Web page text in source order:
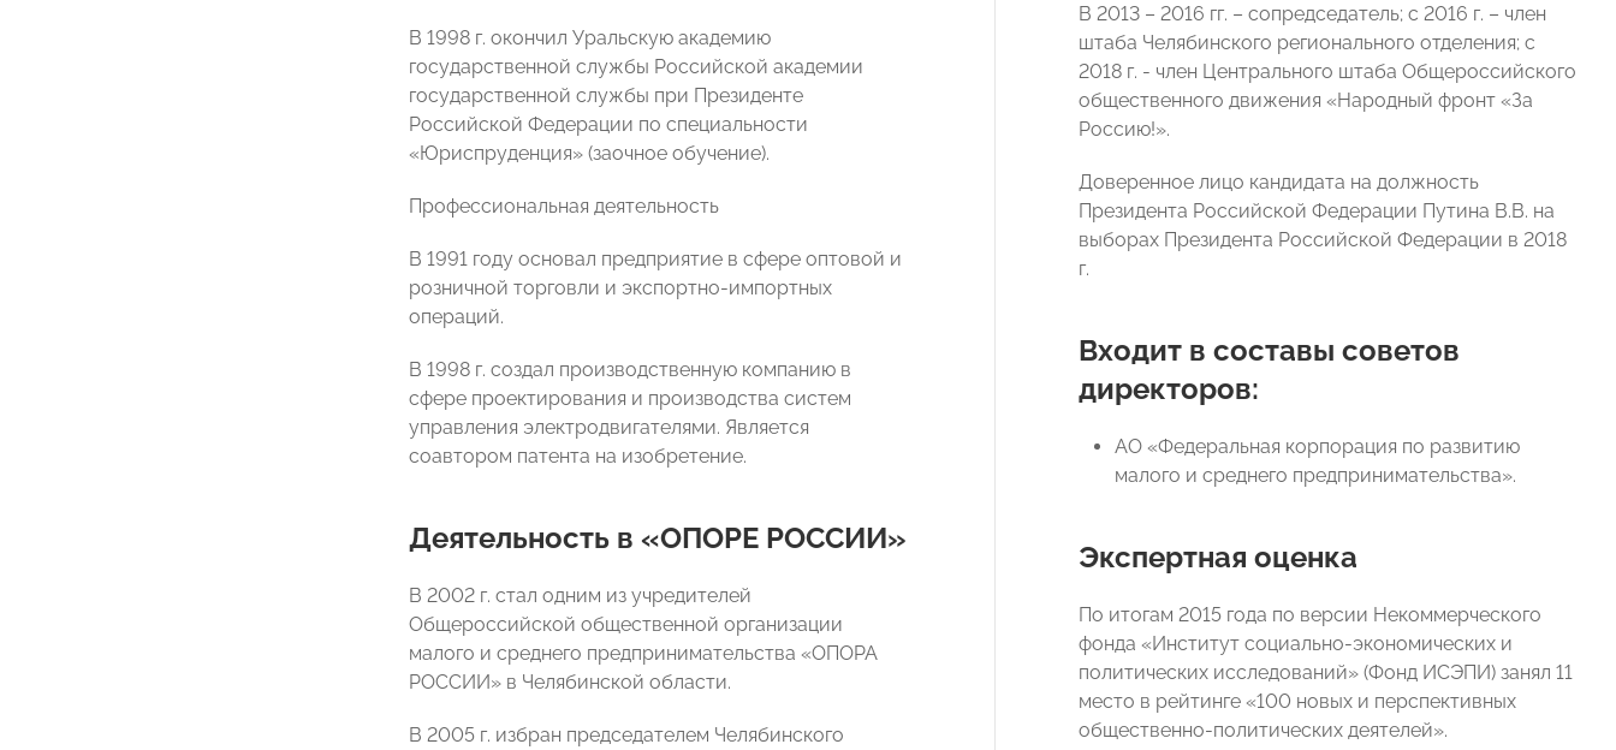
В 1998 г. окончил Уральскую академию
государственной службы Российской академии
государственной службы при Президенте
Российской Федерации по специальности
«Юриспруденция» (заочное обучение).
Профессиональная деятельность
В 1991 году основал предприятие в сфере оптовой и
розничной торговли и экспортно-импортных
операций.
В 1998 г. создал производственную компанию в
сфере проектирования и производства систем
управления электродвигателями. Является
соавтором патента на изобретение.
Деятельность в «ОПОРЕ РОССИИ»
В 2002 г. стал одним из учредителей
Общероссийской общественной организации
малого и среднего предпринимательства «ОПОРА
РОССИИ» в Челябинской области.
В 2005 г. избран председателем Челябинского
В 2013 – 2016 гг. – сопредседатель; с 2016 г. – член
штаба Челябинского регионального отделения; с
2018 г. - член Центрального штаба Общероссийского
общественного движения «Народный фронт «За
Россию!».
Доверенное лицо кандидата на должность
Президента Российской Федерации Путина В.В. на
выборах Президента Российской Федерации в 2018
г.
Входит в составы советов
директоров:
АО «Федеральная корпорация по развитию
малого и среднего предпринимательства».
Экспертная оценка
По итогам 2015 года по версии Некоммерческого
фонда «Институт социально-экономических и
политических исследований» (Фонд ИСЭПИ) занял 11
место в рейтинге «100 новых и перспективных
общественно-политических деятелей».